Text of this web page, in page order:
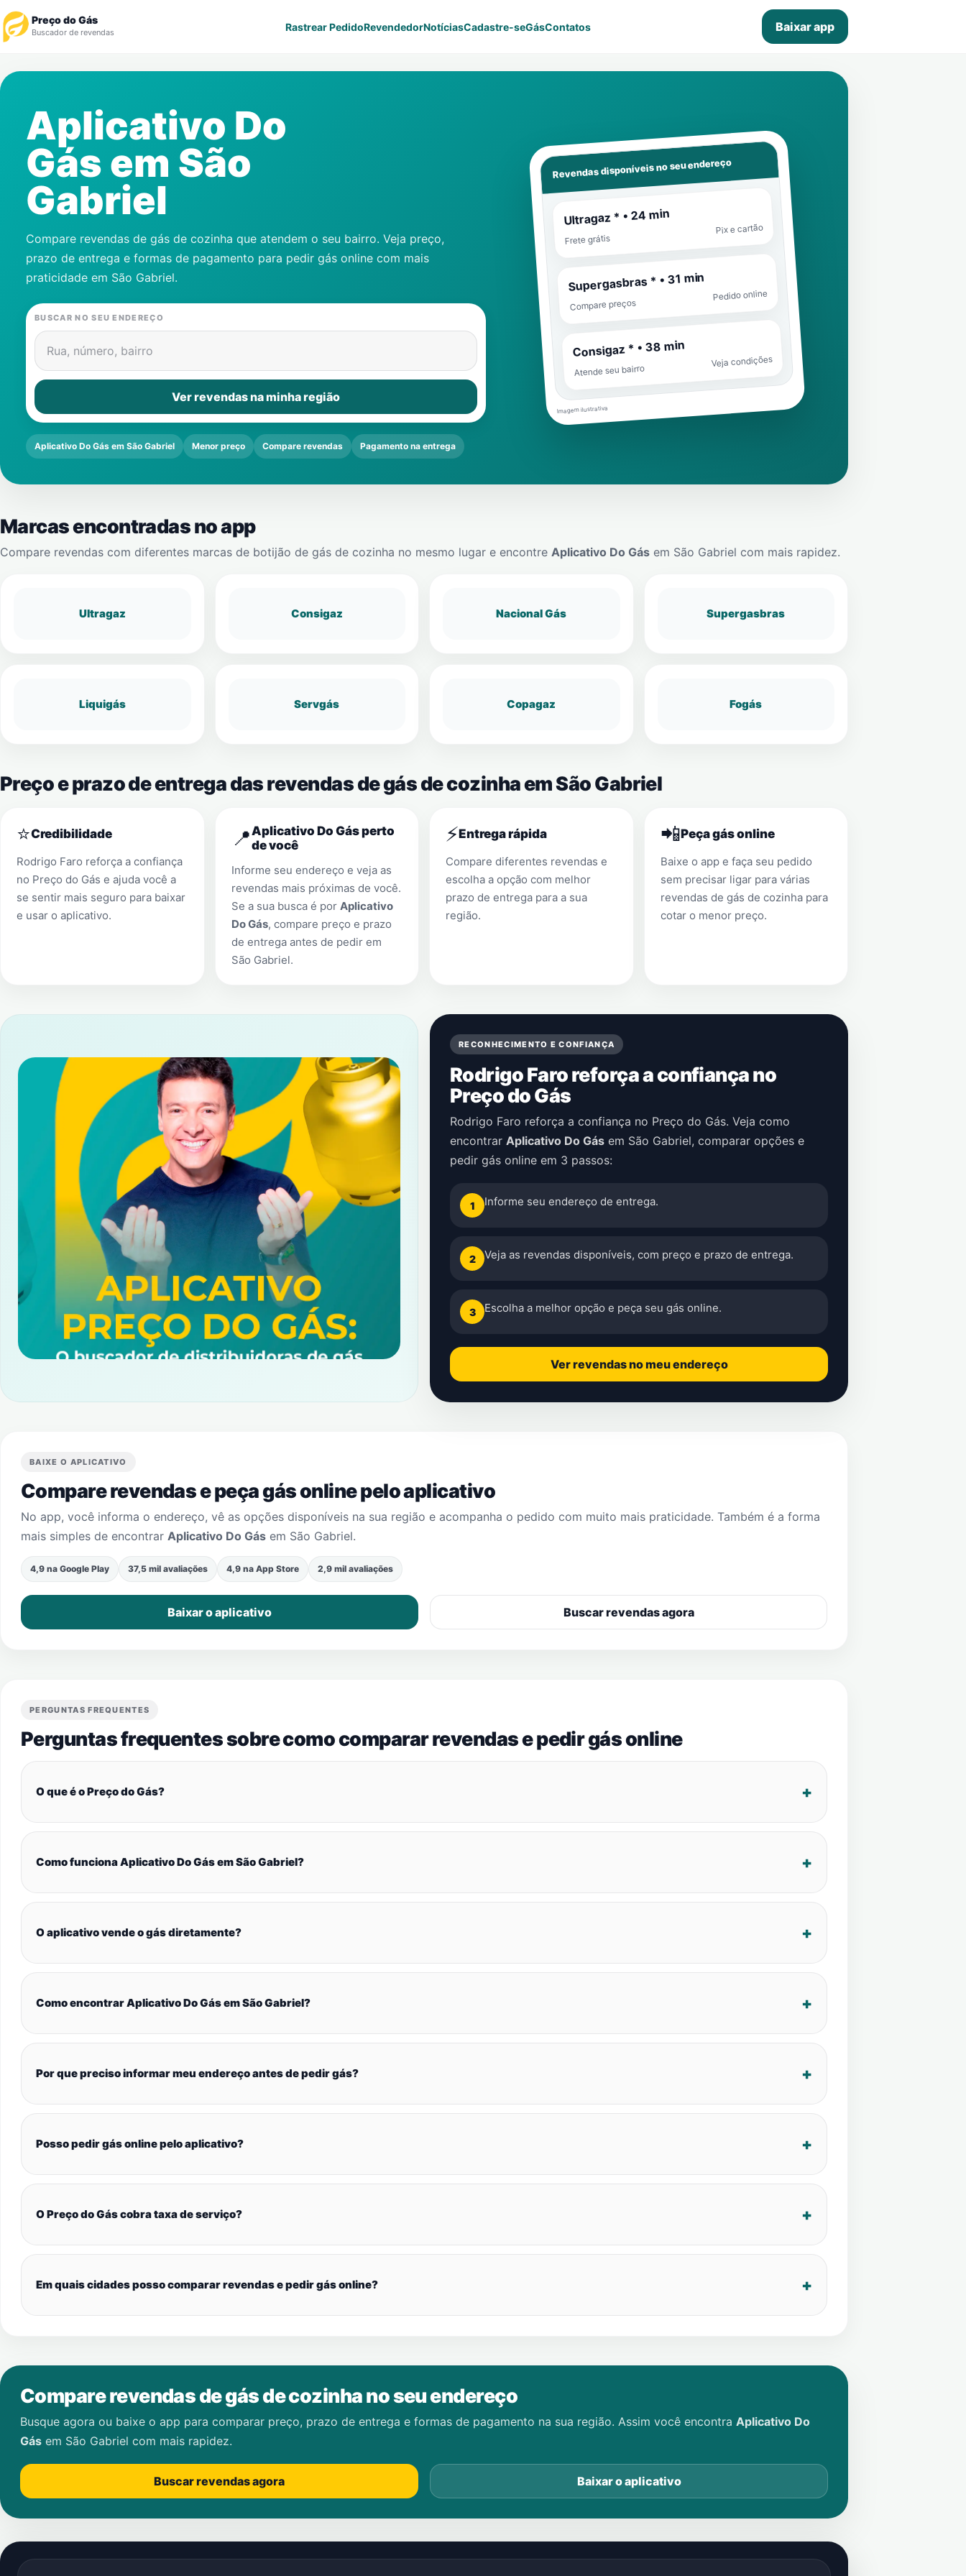
Preço do Gás
Buscador de revendas Rastrear PedidoRevendedorNotíciasCadastre-seGásContatos Baixar app
Revendedor
Notícias
Cadastre-se
Contatos
Aplicativo Do
Gás em São
Gabriel
Compare revendas de gás de cozinha que atendem o seu bairro. Veja preço,
prazo de entrega e formas de pagamento para pedir gás online com mais
praticidade em São Gabriel.
BUSCAR NO SEU ENDEREÇO
Rua, número, bairro
Ver revendas na minha região
Aplicativo Do Gás em São Gabriel Menor preço Compare revendas Pagamento na entrega
Revendas disponíveis no seu endereço
Ultragaz * • 24 min
Frete grátis
Pix e cartão
Supergasbras * • 31 min
Compare preços
Pedido online
Consigaz * • 38 min
Atende seu bairro
Veja condições
Imagem ilustrativa
Marcas encontradas no app
Compare revendas com diferentes marcas de botijão de gás de cozinha no mesmo lugar e encontre Aplicativo Do Gás em São Gabriel com mais rapidez.
Ultragaz Consigaz Nacional Gás Supergasbras
Liquigás Servgás Copagaz Fogás
Preço e prazo de entrega das revendas de gás de cozinha em São Gabriel
⭐Credibilidade
Rodrigo Faro reforça a confiança
no Preço do Gás e ajuda você a
se sentir mais seguro para baixar
e usar o aplicativo.
📍Aplicativo Do Gás perto
de você
Informe seu endereço e veja as
revendas mais próximas de você.
Se a sua busca é por Aplicativo
Do Gás, compare preço e prazo
de entrega antes de pedir em
São Gabriel.
⚡Entrega rápida
Compare diferentes revendas e
escolha a opção com melhor
prazo de entrega para a sua
região.
📲Peça gás online
Baixe o app e faça seu pedido
sem precisar ligar para várias
revendas de gás de cozinha para
cotar o menor preço.
RECONHECIMENTO E CONFIANÇA
Rodrigo Faro reforça a confiança no
Preço do Gás
Rodrigo Faro reforça a confiança no Preço do Gás. Veja como
encontrar Aplicativo Do Gás em São Gabriel, comparar opções e
pedir gás online em 3 passos:
1 Informe seu endereço de entrega.
2 Veja as revendas disponíveis, com preço e prazo de entrega.
3 Escolha a melhor opção e peça seu gás online.
Ver revendas no meu endereço
BAIXE O APLICATIVO
Compare revendas e peça gás online pelo aplicativo
No app, você informa o endereço, vê as opções disponíveis na sua região e acompanha o pedido com muito mais praticidade. Também é a forma
mais simples de encontrar Aplicativo Do Gás em São Gabriel.
4,9 na Google Play 37,5 mil avaliações 4,9 na App Store 2,9 mil avaliações
Baixar o aplicativo Buscar revendas agora
PERGUNTAS FREQUENTES
Perguntas frequentes sobre como comparar revendas e pedir gás online
O que é o Preço do Gás?
Como funciona Aplicativo Do Gás em São Gabriel?
O aplicativo vende o gás diretamente?
Como encontrar Aplicativo Do Gás em São Gabriel?
Por que preciso informar meu endereço antes de pedir gás?
Posso pedir gás online pelo aplicativo?
O Preço do Gás cobra taxa de serviço?
Em quais cidades posso comparar revendas e pedir gás online?
Compare revendas de gás de cozinha no seu endereço
Busque agora ou baixe o app para comparar preço, prazo de entrega e formas de pagamento na sua região. Assim você encontra Aplicativo Do
Gás em São Gabriel com mais rapidez.
Buscar revendas agora Baixar o aplicativo